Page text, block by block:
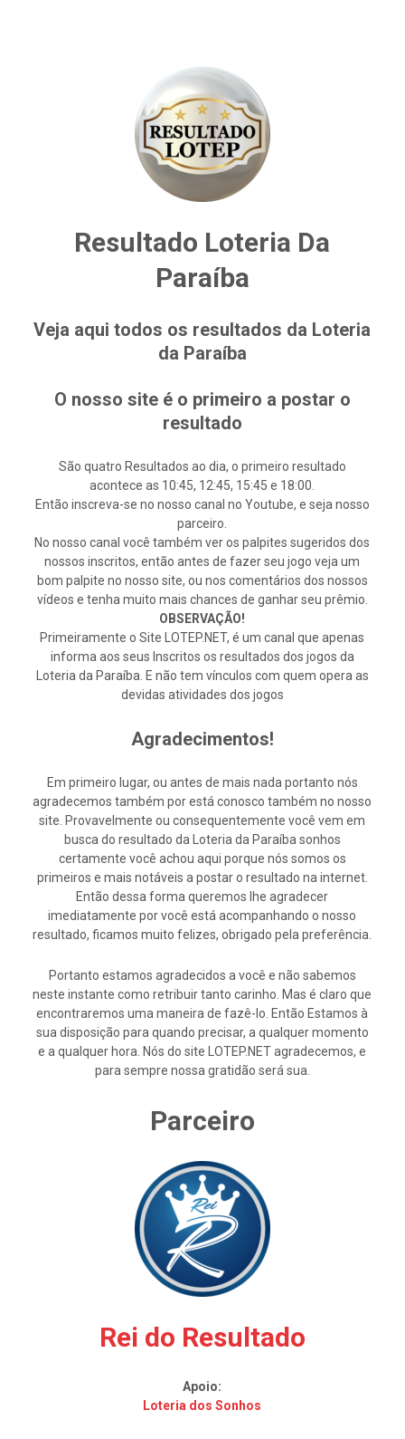
Resultado Loteria Da
Paraíba
Veja aqui todos os resultados da Loteria
da Paraíba
O nosso site é o primeiro a postar o
resultado
São quatro Resultados ao dia, o primeiro resultado
acontece as 10:45, 12:45, 15:45 e 18:00.
Então inscreva-se no nosso canal no Youtube, e seja nosso
parceiro.
No nosso canal você também ver os palpites sugeridos dos
nossos inscritos, então antes de fazer seu jogo veja um
bom palpite no nosso site, ou nos comentários dos nossos
vídeos e tenha muito mais chances de ganhar seu prêmio.
OBSERVAÇÃO!
Primeiramente o Site LOTEP.NET, é um canal que apenas
informa aos seus Inscritos os resultados dos jogos da
Loteria da Paraíba. E não tem vínculos com quem opera as
devidas atividades dos jogos
Agradecimentos!
Em primeiro lugar, ou antes de mais nada portanto nós
agradecemos também por está conosco também no nosso
site. Provavelmente ou consequentemente você vem em
busca do resultado da Loteria da Paraíba sonhos
certamente você achou aqui porque nós somos os
primeiros e mais notáveis a postar o resultado na internet.
Então dessa forma queremos lhe agradecer
imediatamente por você está acompanhando o nosso
resultado, ficamos muito felizes, obrigado pela preferência.
Portanto estamos agradecidos a você e não sabemos
neste instante como retribuir tanto carinho. Mas é claro que
encontraremos uma maneira de fazê-lo. Então Estamos à
sua disposição para quando precisar, a qualquer momento
e a qualquer hora. Nós do site LOTEP.NET agradecemos, e
para sempre nossa gratidão será sua.
Parceiro
Rei do Resultado
Apoio:
Loteria dos Sonhos